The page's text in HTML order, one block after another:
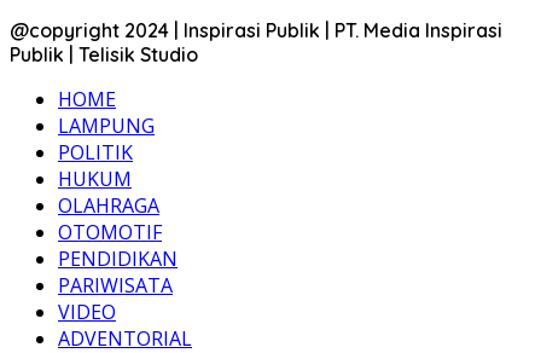
@copyright 2024 | Inspirasi Publik | PT. Media Inspirasi
Publik | Telisik Studio
HOME
LAMPUNG
POLITIK
HUKUM
OLAHRAGA
OTOMOTIF
PENDIDIKAN
PARIWISATA
VIDEO
ADVENTORIAL